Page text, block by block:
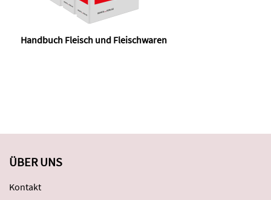
Handbuch Fleisch und Fleischwaren
ÜBER UNS
Kontakt